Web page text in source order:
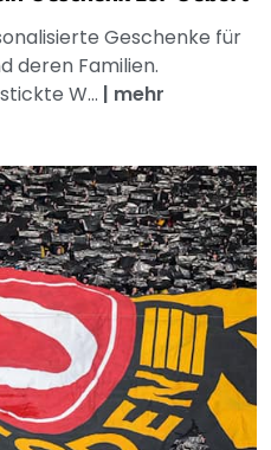
Geschenke für
deren Familien.
W... | mehr